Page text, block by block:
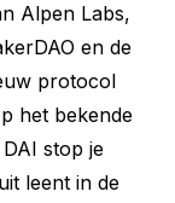
Alpen Labs,
en de
protocol
het bekende
stop je
leent in de